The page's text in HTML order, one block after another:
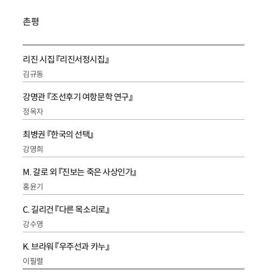
촌평
리진 시집 『리진서정시집』
김규동
강명관 『조선후기 여항문학 연구』
정옥자
최병권 『한국의 선택』
강영희
M. 갈로 외 『진보는 죽은 사상인가』
홍윤기
C. 길리건 『다른 목소리로』
강수영
K. 브라워 『우주선과 카누』
이필렬